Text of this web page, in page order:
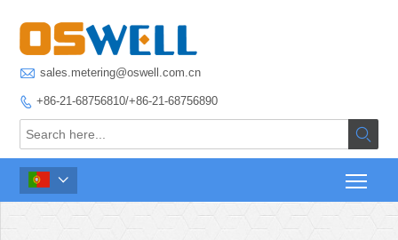
 sales.metering@oswell.com.cn
 +86-21-68756810/+86-21-68756890

